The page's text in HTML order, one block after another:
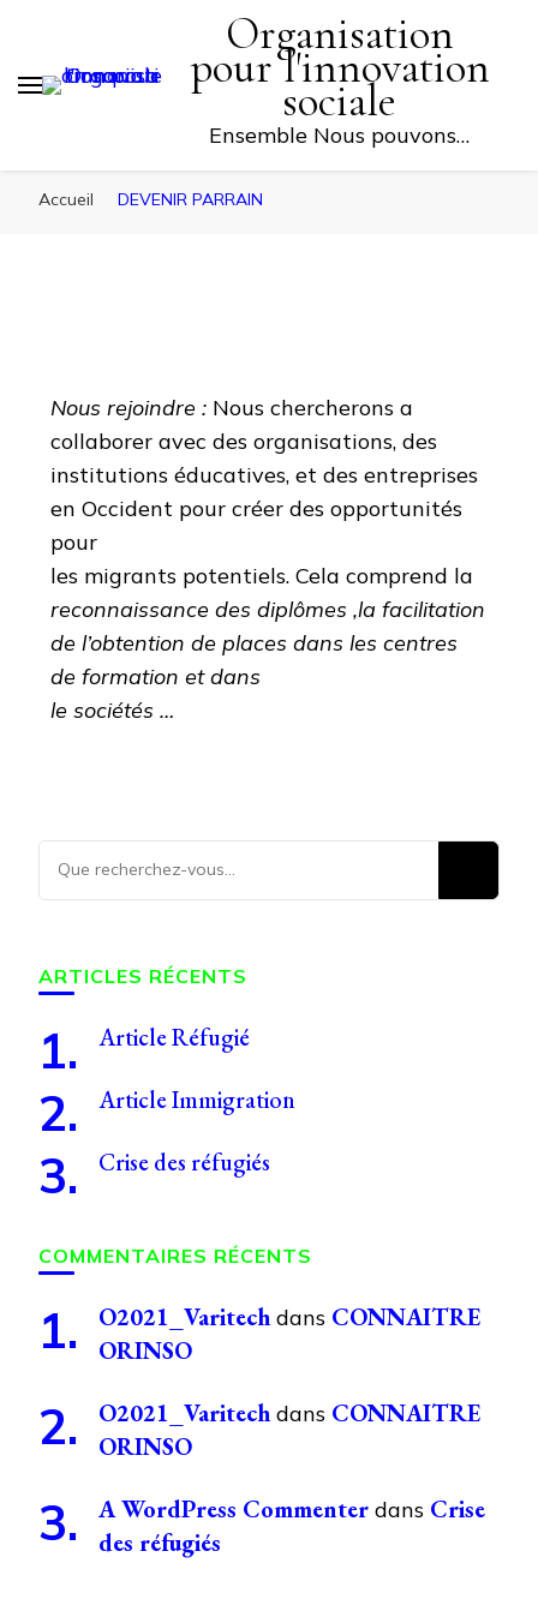
Organisation
pour l'innovation
sociale
Ensemble Nous pouvons…
Accueil DEVENIR PARRAIN
Nous rejoindre : Nous chercherons a
collaborer avec des organisations, des
institutions éducatives, et des entreprises
en Occident pour créer des opportunités
pour
les migrants potentiels. Cela comprend la
reconnaissance des diplômes ,la facilitation
de l’obtention de places dans les centres
de formation et dans
le sociétés …
ARTICLES RÉCENTS
Article Réfugié
Article Immigration
Crise des réfugiés
COMMENTAIRES RÉCENTS
O2021_Varitech dans CONNAITRE
ORINSO
O2021_Varitech dans CONNAITRE
ORINSO
A WordPress Commenter dans Crise
des réfugiés
FAITES UN DON